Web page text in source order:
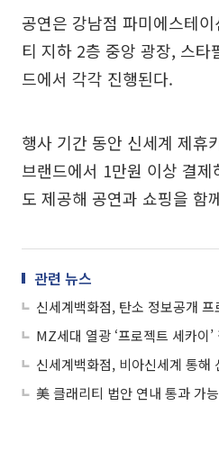
공연은 강남점 파미에스테
티 지하 2층 중앙 광장, 스타
드에서 각각 진행된다.
행사 기간 동안 신세계 제휴
브랜드에서 1만원 이상 결
도 제공해 공연과 쇼핑을 함
관련 뉴스
신세계백화점, 비아신세계 통해